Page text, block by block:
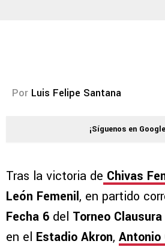
Por Luis Felipe Santana
¡Síguenos en
Tras la victoria de Chivas
León Femenil, en partido
Fecha 6 del Torneo
en el Estadio Akron, Antonio